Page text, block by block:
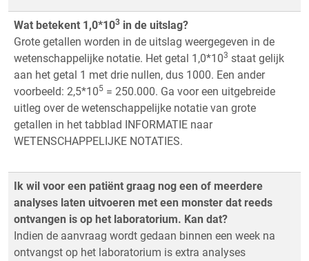
Wat betekent 1,0*103 in de uitslag?
Grote getallen worden in de uitslag weergegeven in de
wetenschappelijke notatie. Het getal 1,0*103 staat gelijk
aan het getal 1 met drie nullen, dus 1000. Een ander
voorbeeld: 2,5*105 = 250.000. Ga voor een uitgebreide
uitleg over de wetenschappelijke notatie van grote
getallen in het tabblad INFORMATIE naar
WETENSCHAPPELIJKE NOTATIES.
Ik wil voor een patiënt graag nog een of meerdere
analyses laten uitvoeren met een monster dat reeds
ontvangen is op het laboratorium. Kan dat?
Indien de aanvraag wordt gedaan binnen een week na
ontvangst op het laboratorium is extra analyses